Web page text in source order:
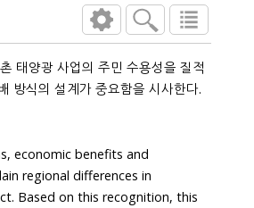
태양광 사업의 주민 수용성을 질적
방식의 설계가 중요함을 시사한다.
economic benefits and
regional differences in
Based on this recognition, this